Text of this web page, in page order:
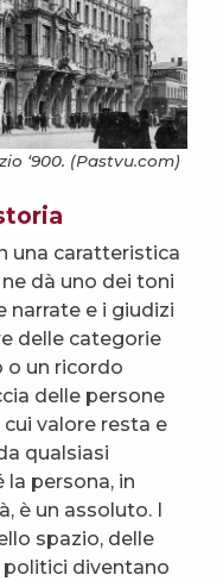
‘900. (Pastvu.com)
una caratteristica
dà uno dei toni
narrate e i giudizi
delle categorie
o un ricordo
delle persone
valore resta e
qualsiasi
la persona, in
è un assoluto. I
spazio, delle
politici diventano